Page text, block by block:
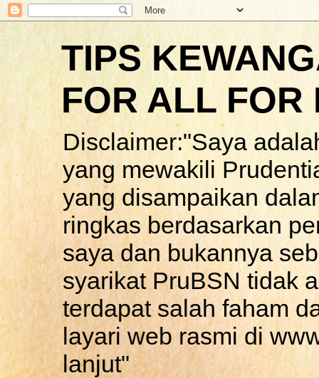
TIPS
FOR ALL FOR
Disclaimer:"Saya
yang mewakili
yang disampaikan
ringkas berdasarkan
saya dan bukannya
syarikat PruBSN tidak
terdapat salah faham
layari web rasmi di
lanjut"